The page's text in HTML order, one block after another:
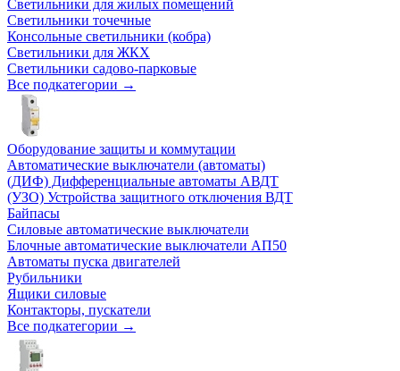
Светильники для жилых помещений
Светильники точечные
Консольные светильники (кобра)
Светильники для ЖКХ
Светильники садово-парковые
Все подкатегории →
Оборудование защиты и коммутации
Автоматические выключатели (автоматы)
(ДИФ) Дифференциальные автоматы АВДТ
(УЗО) Устройства защитного отключения ВДТ
Байпасы
Силовые автоматические выключатели
Блочные автоматические выключатели АП50
Автоматы пуска двигателей
Рубильники
Ящики силовые
Контакторы, пускатели
Все подкатегории →